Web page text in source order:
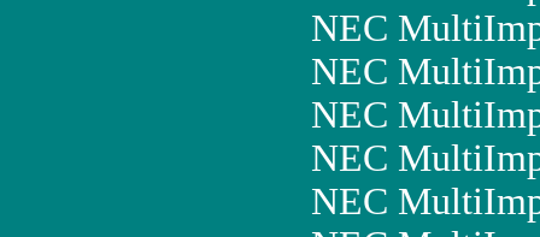
NEC
NEC
NEC
NEC
NEC